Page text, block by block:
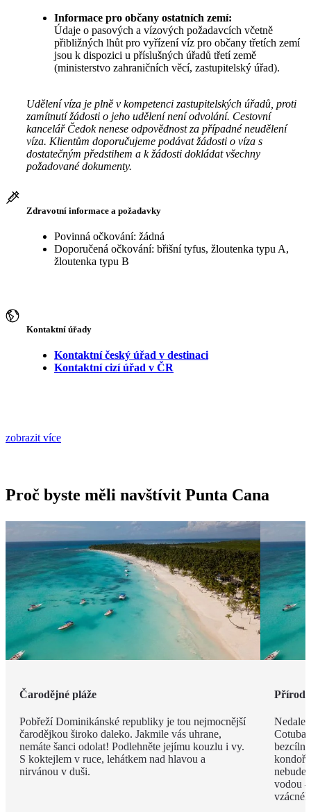
Informace pro občany ostatních zemí:
Údaje o pasových a vízových požadavcích včetně
přibližných lhůt pro vyřízení víz pro občany třetích zemí
jsou k dispozici u příslušných úřadů třetí země
(ministerstvo zahraničních věcí, zastupitelský úřad).
Udělení víza je plně v kompetenci zastupitelských úřadů, proti
zamítnutí žádosti o jeho udělení není odvolání. Cestovní
kancelář Čedok nenese odpovědnost za případné neudělení
víza. Klientům doporučujeme podávat žádosti o víza s
dostatečným předstihem a k žádosti dokládat všechny
požadované dokumenty.
Zdravotní informace a požadavky
Povinná očkování: žádná
Doporučená očkování: břišní tyfus, žloutenka typu A,
žloutenka typu B
Kontaktní úřady
Kontaktní český úřad v destinaci
Kontaktní cizí úřad v ČR
zobrazit více
Proč byste měli navštívit Punta Cana
Čarodějné pláže
Pobřeží Dominikánské republiky je tou nejmocnější
čarodějkou široko daleko. Jakmile vás uhrane,
nemáte šanci odolat! Podlehněte jejímu kouzlu i vy.
S koktejlem v ruce, lehátkem nad hlavou a
nirvánou v duši.
vodou